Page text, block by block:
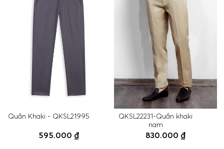
Quần Khaki - QKSL21995
595.000 ₫
QKSL22231-Quần khaki
nam
830.000 ₫